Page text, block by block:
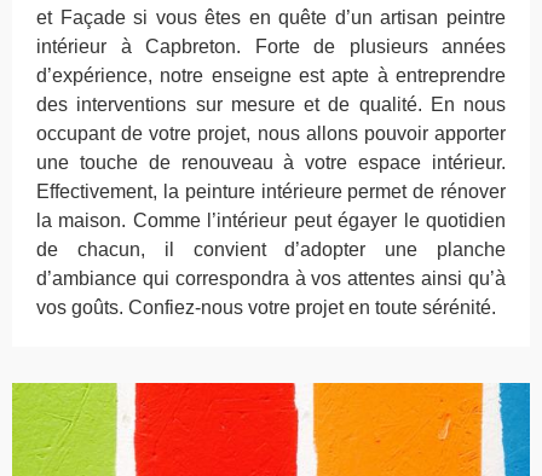
et Façade si vous êtes en quête d’un artisan peintre
intérieur à Capbreton. Forte de plusieurs années
d’expérience, notre enseigne est apte à entreprendre
des interventions sur mesure et de qualité. En nous
occupant de votre projet, nous allons pouvoir apporter
une touche de renouveau à votre espace intérieur.
Effectivement, la peinture intérieure permet de rénover
la maison. Comme l’intérieur peut égayer le quotidien
de chacun, il convient d’adopter une planche
d’ambiance qui correspondra à vos attentes ainsi qu’à
vos goûts. Confiez-nous votre projet en toute sérénité.